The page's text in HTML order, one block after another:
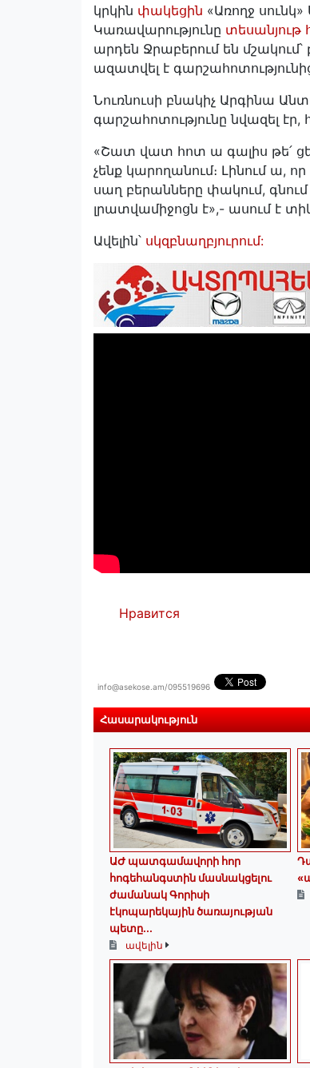
կրկին փակեցին «Առողջ
Կառավարությունը
արդեն Ջրաբերում են մշակում՝
ազատվել է
Նուռնուսի բնակիչ Արգինա
գարշահոտությունը նվազել
«Շատ վատ հոտ ա գալիս թե՛
չենք կարողանում։ Լինում ա,
սաղ բերանները փակում, գնում
լրատվամիջոցն է»,- ասում է
Ավելին՝ սկզբնաղբյուրում:
Нравится
info@asekose.am/095519696
Հասարակություն
ԱԺ պատգամավորի հոր
հոգեհանգստին մասնակցելու
ժամանակ Գորիսի
էկոպարեկային ծառայության
պետը...
ավելին